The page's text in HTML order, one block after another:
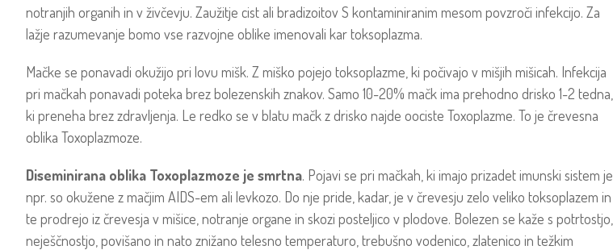
notranjih organih in v živčevju. Zaužitje cist ali bradizoitov S kontaminiranim mesom povzroči infekcijo. Za
lažje razumevanje bomo vse razvojne oblike imenovali kar toksoplazma.
Mačke se ponavadi okužijo pri lovu mišk. Z miško pojejo toksoplazme, ki počivajo v mišjih mišicah. Infekcija
pri mačkah ponavadi poteka brez bolezenskih znakov. Samo 10-20% mačk ima prehodno drisko 1-2 tedna,
ki preneha brez zdravljenja. Le redko se v blatu mačk z drisko najde oociste Toxoplazme. To je črevesna
oblika Toxoplazmoze.
Diseminirana oblika Toxoplazmoze je smrtna. Pojavi se pri mačkah, ki imajo prizadet imunski sistem je
npr. so okužene z mačjim AIDS-em ali levkozo. Do nje pride, kadar, je v črevesju zelo veliko toksoplazem in
te prodrejo iz črevesja v mišice, notranje organe in skozi posteljico v plodove. Bolezen se kaže s potrtostjo,
neješčnostjo, povišano in nato znižano telesno temperaturo, trebušno vodenico, zlatenico in težkim